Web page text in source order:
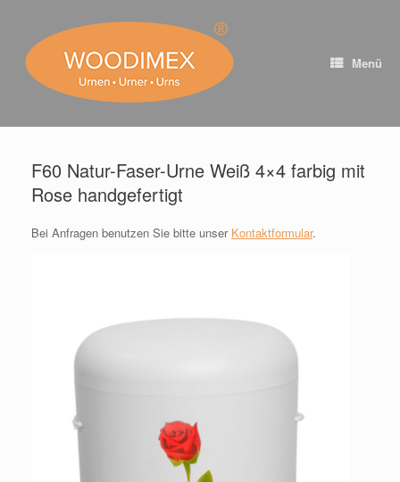
springen
Menü
F60 Natur-Faser-Urne Weiß 4×4 farbig mit
Rose handgefertigt
Bei Anfragen benutzen Sie bitte unser Kontaktformular.